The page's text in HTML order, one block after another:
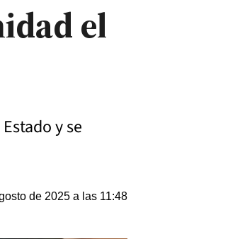
el
y se
de 2025 a las 11:48